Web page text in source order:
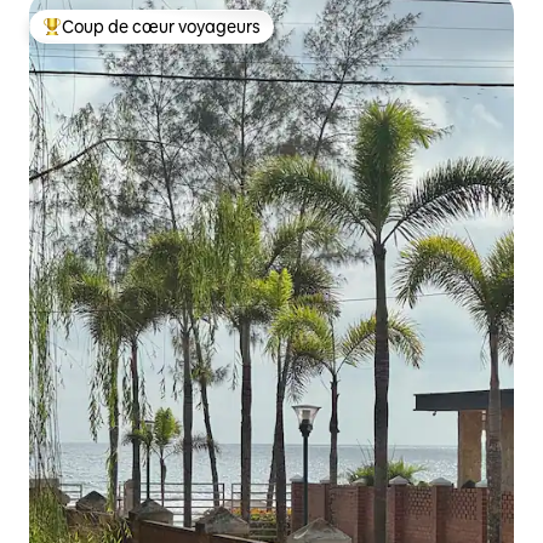
Coups de cœur voyageurs les plus appréciés
Coup de cœur voyageurs